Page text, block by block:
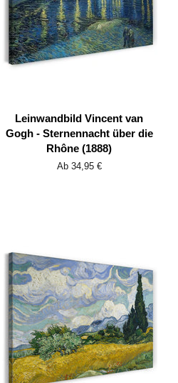
Leinwandbild Vincent van
Gogh - Sternennacht über die
Rhône (1888)
Ab 34,95 €